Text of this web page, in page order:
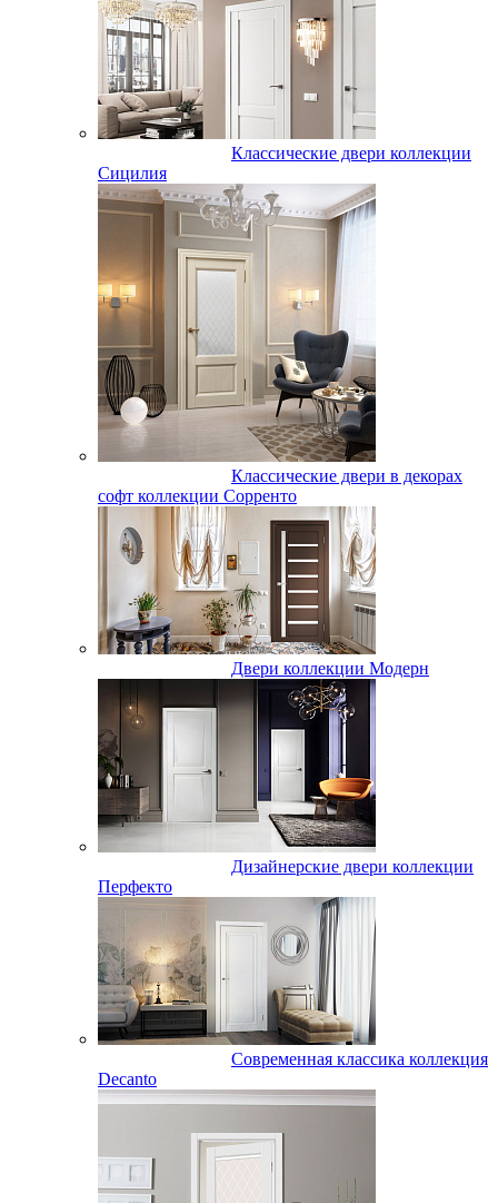
Классические двери коллекции
Сицилия
Классические двери в декорах
софт коллекции Сорренто
Двери коллекции Модерн
Дизайнерские двери коллекции
Перфекто
Современная классика коллекция
Decanto